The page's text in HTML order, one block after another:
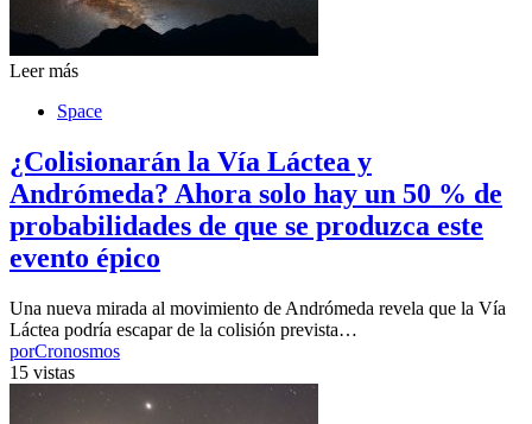
Leer más
Space
¿Colisionarán la Vía Láctea y
Andrómeda? Ahora solo hay un 50 % de
probabilidades de que se produzca este
evento épico
Una nueva mirada al movimiento de Andrómeda revela que la Vía
Láctea podría escapar de la colisión prevista…
porCronosmos
15 vistas